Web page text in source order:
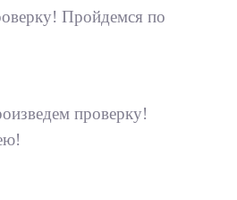
Пройдемся по
проверку!